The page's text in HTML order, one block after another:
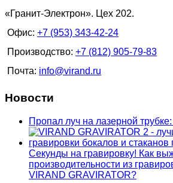
«Гранит-Электрон». Цех 202.
Офис: +7 (953) 343-42-24
Производство: +7 (812) 905-79-83
Почта: info@virand.ru
Новости
Пропал луч на лазерной
Секунды на гравировку! Как
производительности из
VIRAND GRAVIRATOR?